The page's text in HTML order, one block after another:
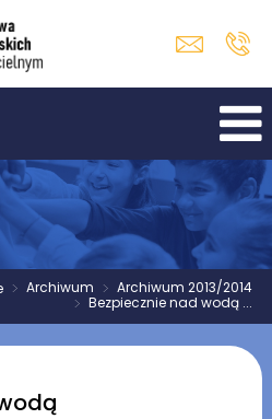
> Archiwum > Archiwum 2013/2014
> Bezpiecznie nad wodą ...